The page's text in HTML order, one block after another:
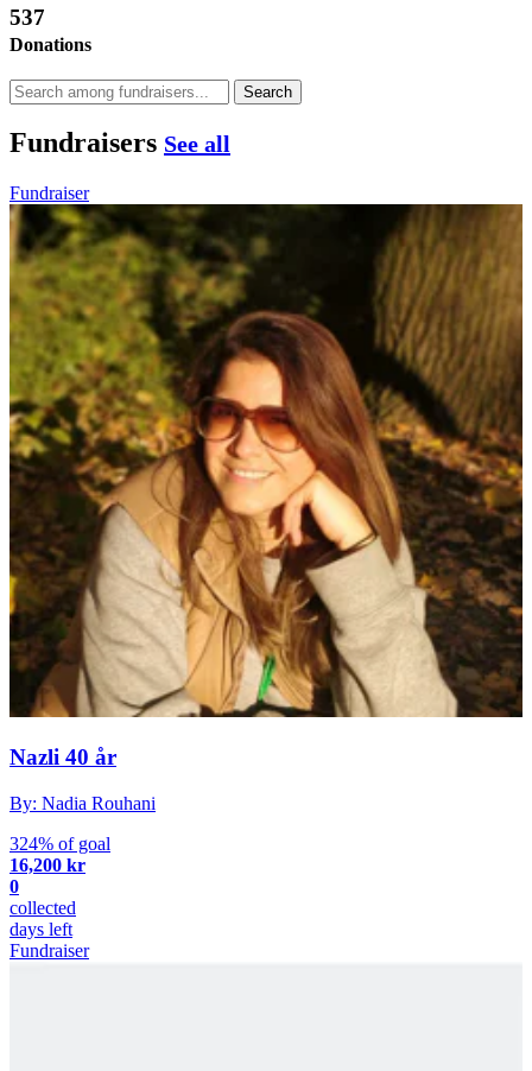
537
Donations
Search
Fundraisers See all
Fundraiser
Nazli 40 år
By: Nadia Rouhani
324% of goal
16,200 kr
0
collected
days left
Fundraiser